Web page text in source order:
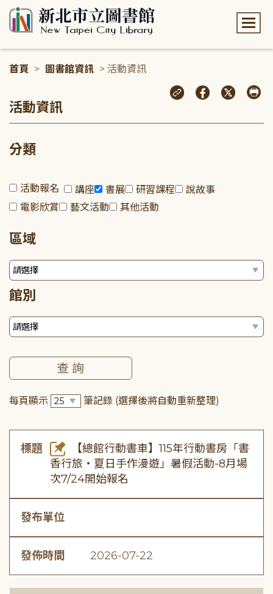
首頁 > 圖書館資訊 > 活動資訊
活動資訊
分類
活動報名 講座 書展 研習課程
說故事
電影欣賞
藝文活動 其他活動
區域
館別
每頁顯示 筆記錄 (選擇後將自動重新整理)
標題
【總館行動書車】115年行動書房「書
香行旅・夏日手作漫遊」暑假活動-8月場
次7/24開始報名
發布單位
發佈時間 2026-07-22